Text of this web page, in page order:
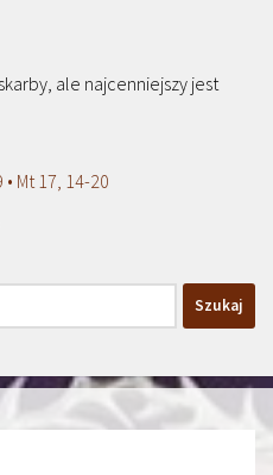
ale najcenniejszy jest
• Mt 17, 14-20